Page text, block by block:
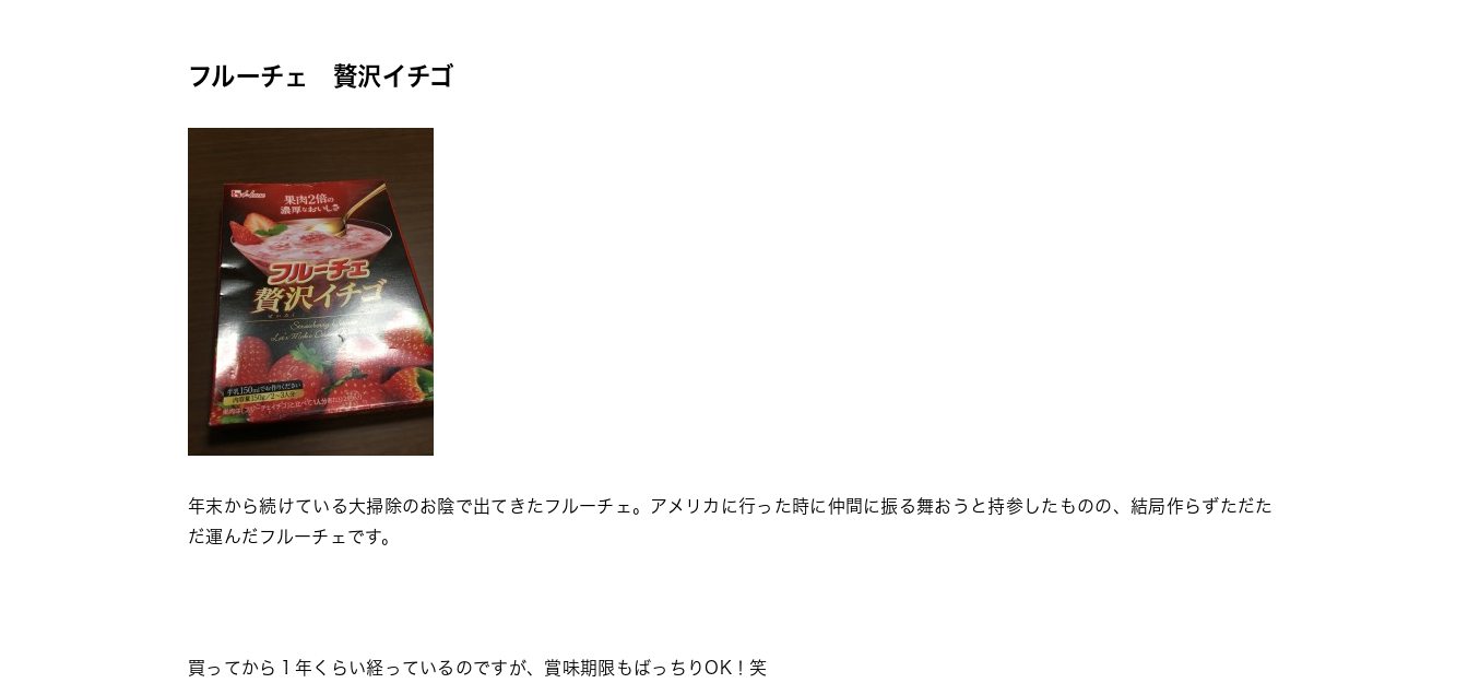
フルーチェ 贅沢イチゴ
年末から続けている大掃除のお陰で出てきたフルーチェ。アメリカに行った時に仲間に振る舞おうと持参したものの、結局作らずただた
だ運んだフルーチェです。
買ってから１年くらい経っているのですが、賞味期限もばっちりOK！笑